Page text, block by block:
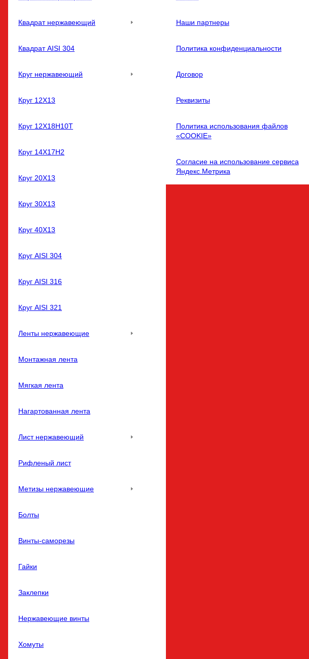
Квадрат нержавеющий
Квадрат AISI 304
Круг нержавеющий
Круг 12Х13
Круг 12Х18Н10Т
Круг 14Х17Н2
Круг 20Х13
Круг 30Х13
Круг 40Х13
Круг AISI 304
Круг AISI 316
Круг AISI 321
Ленты нержавеющие
Монтажная лента
Мягкая лента
Нагартованная лента
Лист нержавеющий
Рифленый лист
Метизы нержавеющие
Болты
Винты-саморезы
Гайки
Заклепки
Нержавеющие винты
Хомуты
Наши партнеры
Политика конфиденциальности
Договор
Реквизиты
Политика использования файлов
«COOKIE»
Согласие на использование сервиса
Яндекс.Метрика